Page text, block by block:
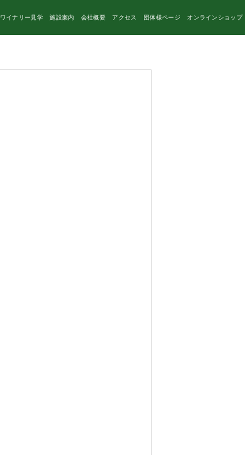
ワイナリー見学 施設案内 会社概要 アクセス 団体様ページ オンラインショップ